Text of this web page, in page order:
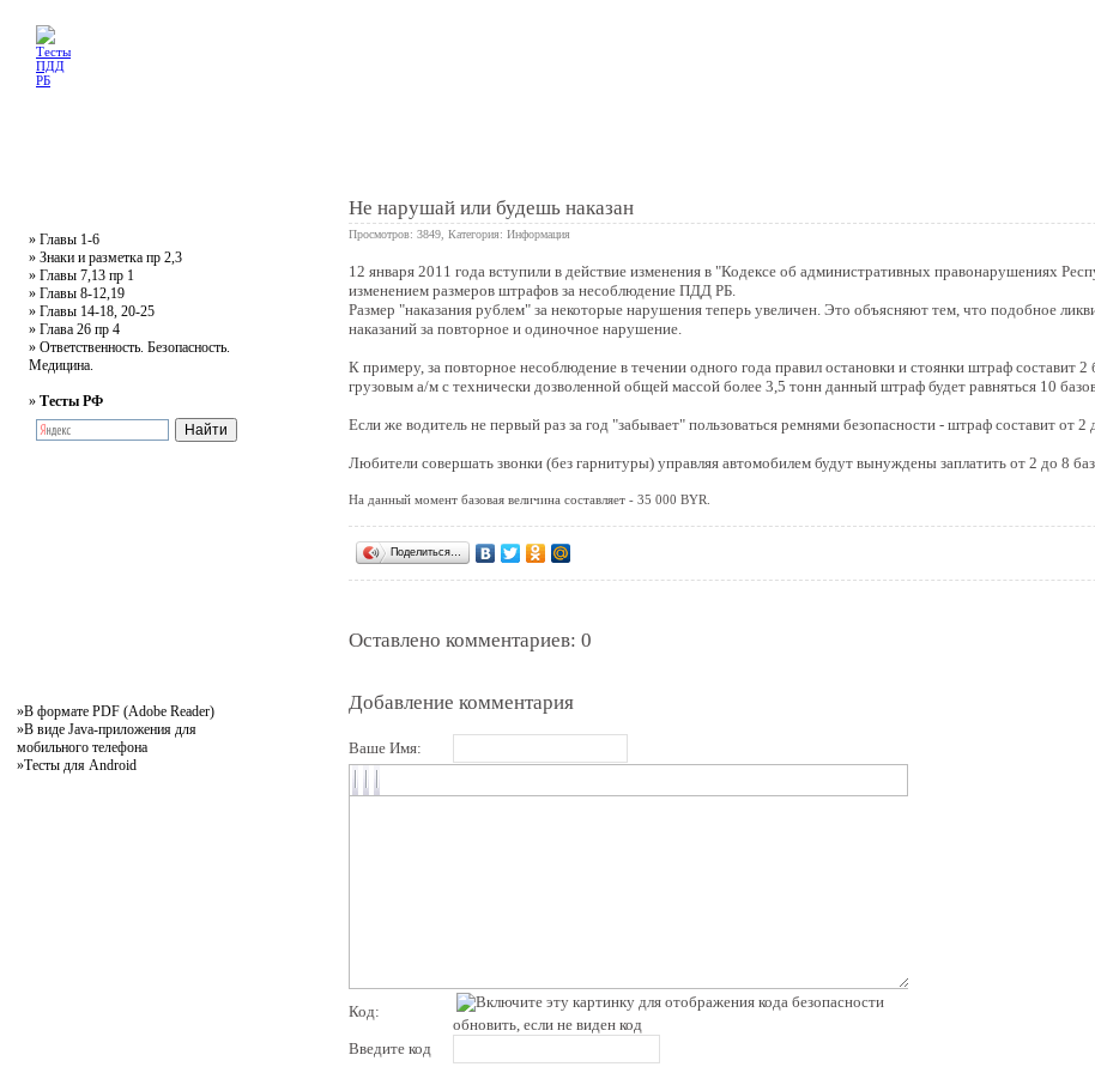
» Главы 1-6
» Знаки и разметка пр 2,3
» Главы 7,13 пр 1
» Главы 8-12,19
» Главы 14-18, 20-25
» Глава 26 пр 4
» Ответственность. Безопасность.
Медицина.
» Тесты РФ
»В формате PDF (Adobe Reader)
»В виде Java-приложения для
мобильного телефона
»Тесты для Android
Не нарушай или будешь наказан
Просмотров: 3849, Категория: Информация
12 января 2011 года вступили в действие изменения в "Кодексе об административных правонарушениях
изменением размеров штрафов за несоблюдение ПДД РБ.
Размер "наказания рублем" за некоторые нарушения теперь увеличен. Это объясняют тем, что подобное
наказаний за повторное и одиночное нарушение.
К примеру, за повторное несоблюдение в течении одного года правил остановки и стоянки штраф составит
грузовым а/м с технически дозволенной общей массой более 3,5 тонн данный штраф будет равняться 10
Если же водитель не первый раз за год "забывает" пользоваться ремнями безопасности - штраф составит от 2
Любители совершать звонки (без гарнитуры) управляя автомобилем будут вынуждены заплатить от 2 до 8
На данный момент базовая величина составляет - 35 000 BYR.
Поделиться…
Оставлено комментариев: 0
Добавление комментария
Ваше Имя:
Код:
обновить, если не виден код
Введите код